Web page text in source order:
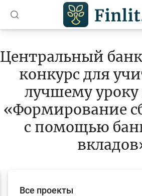
Статьи
Учебные материалы
Проекты
Все проекты
Global Money Week
Конкурсы
Центральный
конкурс для
лучшему
«Формирование
с помощью
Все проекты